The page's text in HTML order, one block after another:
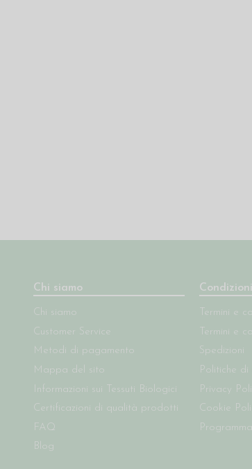
Chi siamo
Chi siamo
Customer Service
Metodi di pagamento
Mappa del sito
Informazioni sui Tessuti Biologici
Certificazioni di qualità prodotti
FAQ
Blog
Termini e
Termini e
Spedizioni
Politiche di
Privacy
Cookie